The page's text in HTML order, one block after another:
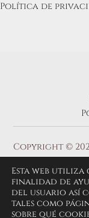
Política de
Copyright ©
Esta web
finalidad de
del usuario así
tales como
sobre qué